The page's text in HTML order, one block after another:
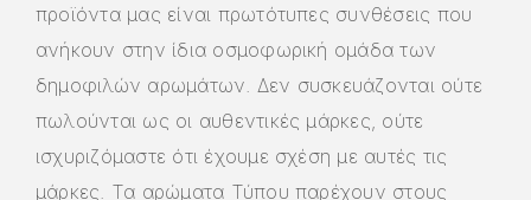
προϊόντα μας είναι πρωτότυπες συνθέσεις που
ανήκουν στην ίδια οσμοφωρική ομάδα των
δημοφιλών αρωμάτων. Δεν συσκευάζονται ούτε
πωλούνται ως οι αυθεντικές μάρκες, ούτε
ισχυριζόμαστε ότι έχουμε σχέση με αυτές τις
μάρκες. Τα αρώματα Τύπου παρέχουν στους